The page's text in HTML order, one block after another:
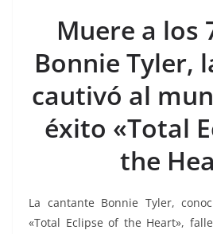
c
e
b
o
o
itt
er
ai
l
at
s
A
p
p
ss
e
n
g
er
Muere a los
Bonnie Tyler,
cautivó al
éxito «Total
the
La cantante Bonnie Tyler,
«Total Eclipse of the Heart»,